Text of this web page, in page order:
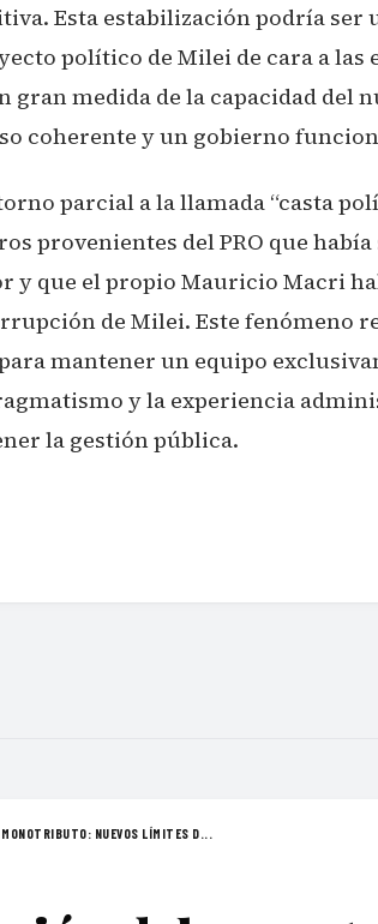
Esta estabilización podría ser
político de Milei de cara a las
gran medida de la capacidad del
coherente y un gobierno
parcial a la llamada “casta
provenientes del PRO que
y que el propio Mauricio Macri
de Milei. Este fenómeno
mantener un equipo
y la experiencia
la gestión pública.
NUEVOS LÍMITES D...